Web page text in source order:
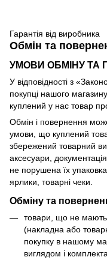
Гарантія від виробника
Обмін та
УМОВИ ОБМІНУ ТА
У відповідності з
покупці нашого
куплений у нас товар
Обмін і повернення
умови, що куплений
збережений товарний
аксесуари,
не порушена їх
ярлики, товарні чеки.
Обміну та
товари, що не мають
(накладна або
покупку в нашому
виглядом і